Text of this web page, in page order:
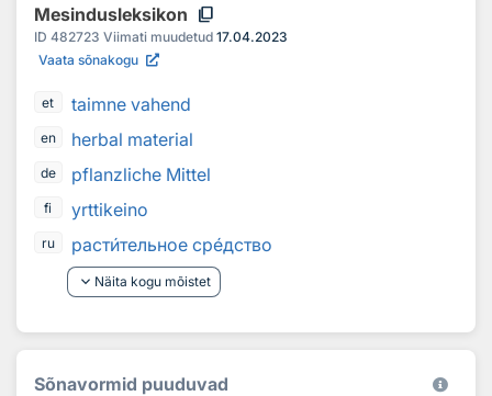
Mesindusleksikon content_copy
ID 482723 Viimati muudetud 17.04.2023
Vaata sõnakogu
et taimne vahend
en herbal material
de pflanzliche Mittel
fi yrttikeino
ru растительнoе средствo
keyboard_arrow_down Näita kogu mõistet
Sõnavormid puuduvad